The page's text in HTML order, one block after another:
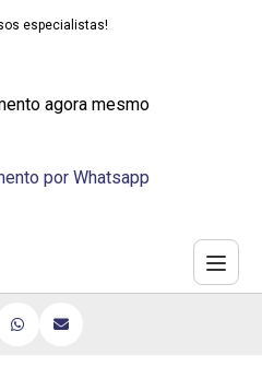
especialistas!
agora mesmo
por Whatsapp